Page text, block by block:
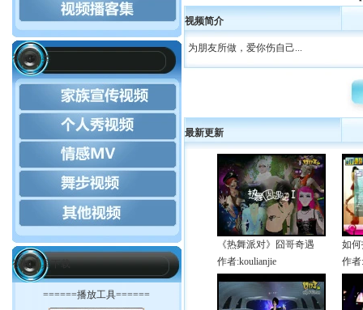
视频分类
视频工具下载
======播放工具======
视频简介
为朋友所做，爱你伤自己...
最新更新
《热舞派对》囧哥奇遇
作者:koulianjie
如
作